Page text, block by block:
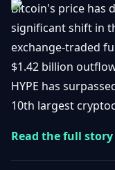
Hausses
Baisses
Mises à
jour du
marché
Bitcoin
&
Layer
& DeFi
Voir
tout
Débuter
Investissement
Bases de
la
CONTACTER
Promouvoir
Contact
Bitcoin's price has
significant shift in
exchange-traded
$1.42 billion
HYPE has
10th largest
Read the full